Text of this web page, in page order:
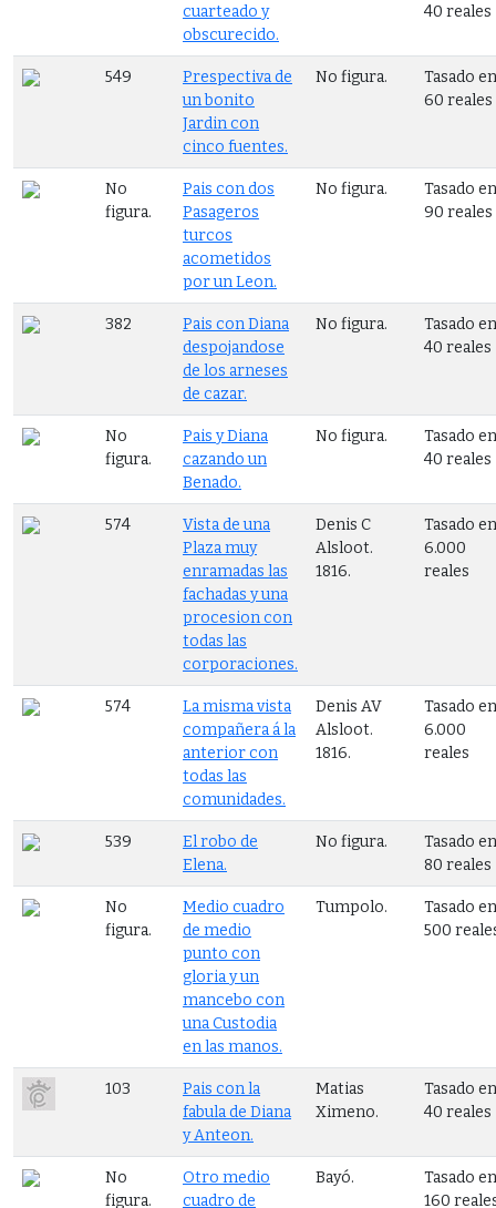
cuarteado y
obscurecido.
40 reales
549
Prespectiva de
un bonito
Jardin con
cinco fuentes.
No figura.
Tasado en
60 reales
No
figura.
Pais con dos
Pasageros
turcos
acometidos
por un Leon.
No figura.
Tasado en
90 reales
382
Pais con Diana
despojandose
de los arneses
de cazar.
No figura.
Tasado en
40 reales
No
figura.
Pais y Diana
cazando un
Benado.
No figura.
Tasado en
40 reales
574
Vista de una
Plaza muy
enramadas las
fachadas y una
procesion con
todas las
corporaciones.
Denis C
Alsloot.
1816.
Tasado en
6.000
reales
574
La misma vista
compañera á la
anterior con
todas las
comunidades.
Denis AV
Alsloot.
1816.
Tasado en
6.000
reales
539
El robo de
Elena.
No figura.
Tasado en
80 reales
No
figura.
Medio cuadro
de medio
punto con
gloria y un
mancebo con
una Custodia
en las manos.
Tumpolo.
Tasado en
500
103
Pais con la
fabula de Diana
y Anteon.
Matias
Ximeno.
Tasado en
40 reales
No
figura.
Otro medio
cuadro de
Bayó.
Tasado en
160